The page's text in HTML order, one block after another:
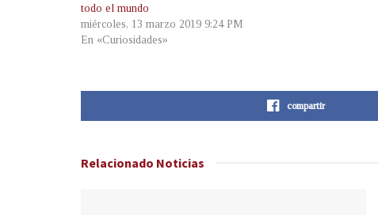
todo el mundo
miércoles, 13 marzo 2019 9:24 PM
En «Curiosidades»
compartir
Relacionado Noticias